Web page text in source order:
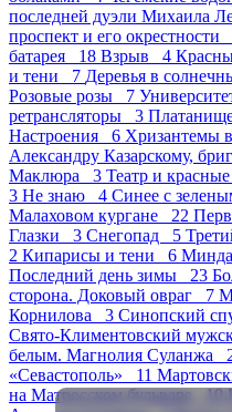
последней дуэли Михаила
проспект и его окрестности
батарея 18 Взрыв 4
и тени 7 Деревья в
Розовые розы 7
ретрансляторы 3
Настроения 6 Хризантемы
Александру Казарскому,
Маклюра 3 Театр и
3 Не знаю 4 Синее с
Малаховом кургане 22
Глазки 3 Снегопад 5
2 Кипарисы и тени 6
Последний день зимы 23
сторона. Доковый овраг 7
Корнилова 3 Синопский
Свято-Климентовский
белым. Магнолия Суланжа
«Севастополь» 11
на Матросском бульваре 10